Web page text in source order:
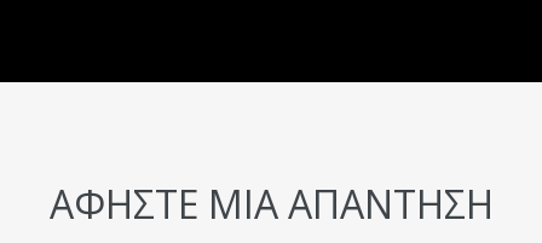
ΑΦΉΣΤΕ ΜΙΑ ΑΠΆΝΤΗΣΗ